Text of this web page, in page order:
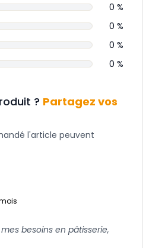
0 %
0 %
0 %
0 %
? Partagez vos
l'article peuvent
besoins en pâtisserie,